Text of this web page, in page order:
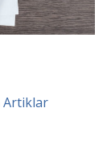
Artiklar